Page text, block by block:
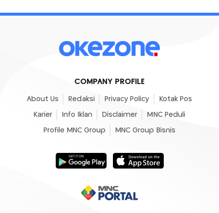
COMPANY PROFILE
About Us Redaksi Privacy Policy Kotak Pos
Karier Info Iklan Disclaimer MNC Peduli
Profile MNC Group MNC Group Bisnis